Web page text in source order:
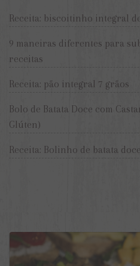
Receita: biscoitinho integral
9 maneiras diferentes para
receitas
Receita: pão integral 7 grãos
Bolo de Batata Doce com
Glúten)
Receita: Bolinho de batata doce